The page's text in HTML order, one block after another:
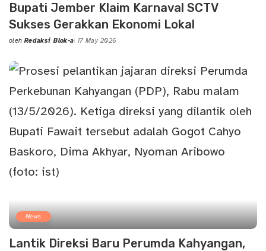
Bupati Jember Klaim Karnaval SCTV
Sukses Gerakkan Ekonomi Lokal
Posted
oleh Redaksi Blok-a 17 May 2026
News
Lantik Direksi Baru Perumda Kahyangan,